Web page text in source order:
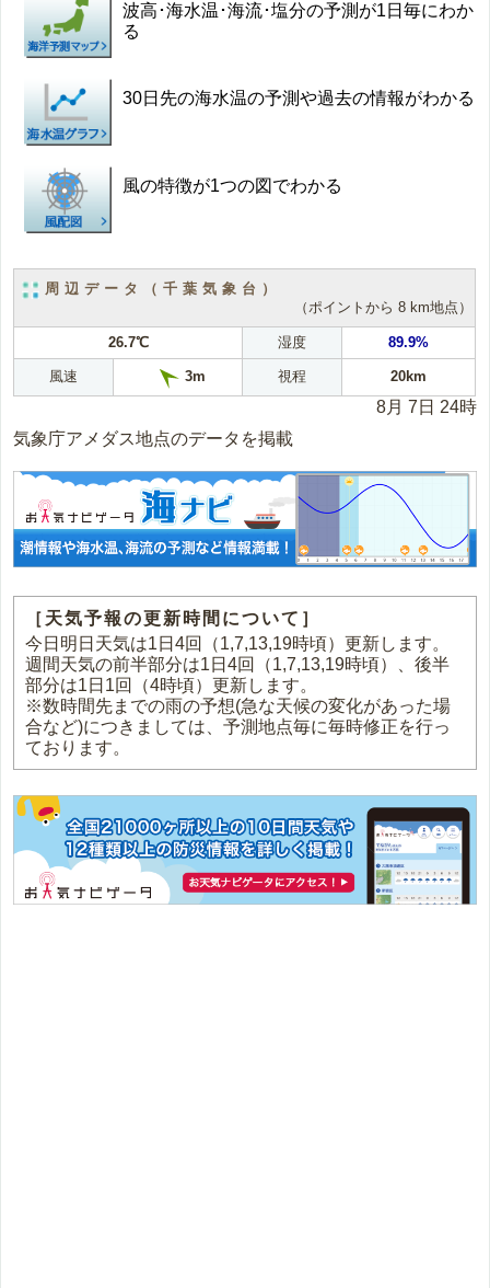
波高･海水温･海流･塩分の予測が1日毎にわか
る
30日先の海水温の予測や過去の情報がわかる
風の特徴が1つの図でわかる
周辺データ（千葉気象台）
（ポイントから 8 km地点）
26.7℃ 湿度 89.9%
風速 3m 視程 20km
8月 7日 24時
気象庁アメダス地点のデータを掲載
［天気予報の更新時間について］
今日明日天気は1日4回（1,7,13,19時頃）更新します。
週間天気の前半部分は1日4回（1,7,13,19時頃）、後半
部分は1日1回（4時頃）更新します。
※数時間先までの雨の予想(急な天候の変化があった場
合など)につきましては、予測地点毎に毎時修正を行っ
ております。